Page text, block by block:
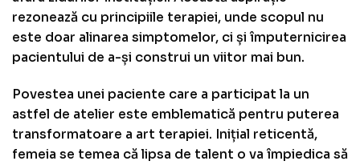
rezonează cu principiile terapiei, unde scopul nu
este doar alinarea simptomelor, ci și împuternicirea
pacientului de a-și construi un viitor mai bun.
Povestea unei paciente care a participat la un
astfel de atelier este emblematică pentru puterea
transformatoare a art terapiei. Inițial reticentă,
femeia se temea că lipsa de talent o va împiedica să